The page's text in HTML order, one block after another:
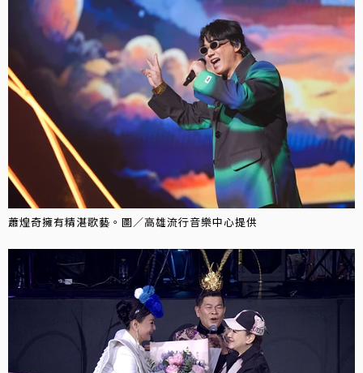
蕭煌奇擁有精湛歌藝。圖／高雄流行音樂中心提供